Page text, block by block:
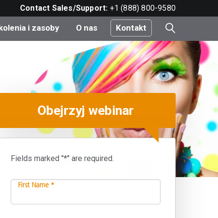
Contact Sales/Support: +1 (888) 800-9580
i zasoby O nas Kontakt
Obejrzyj webinar
Fields marked "*" are required.
First Name *